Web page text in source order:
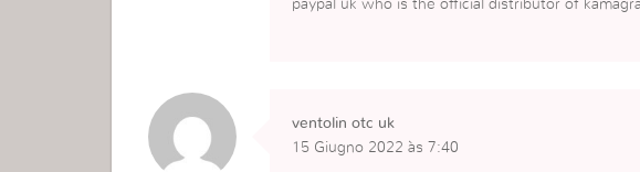
paypal uk who is the official distributor of
ventolin otc uk
15 Giugno 2022 às 7:40